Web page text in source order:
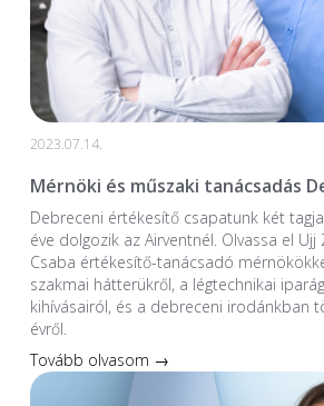
2023.07.14.
Mérnöki és műszaki tanácsadás
Debreceni értékesítő csapatunk két
éve dolgozik az Airventnél. Olvassa el Ujj
Csaba értékesítő-tanácsadó
szakmai hátterükről, a légtechnikai
kihívásairól, és a debreceni irodánkban
évről.
Tovább olvasom →